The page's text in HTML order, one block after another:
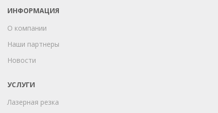
ИНФОРМАЦИЯ
О компании
Наши партнеры
Новости
УСЛУГИ
Лазерная резка